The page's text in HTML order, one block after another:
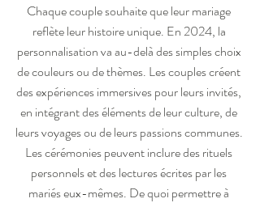
Chaque couple souhaite que leur mariage
reflète leur histoire unique. En 2024, la
personnalisation va au-delà des simples choix
de couleurs ou de thèmes. Les couples créent
des expériences immersives pour leurs invités,
en intégrant des éléments de leur culture, de
leurs voyages ou de leurs passions communes.
Les cérémonies peuvent inclure des rituels
personnels et des lectures écrites par les
mariés eux-mêmes. De quoi permettre à